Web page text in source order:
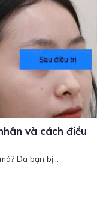
và cách điều
Da bạn bị...